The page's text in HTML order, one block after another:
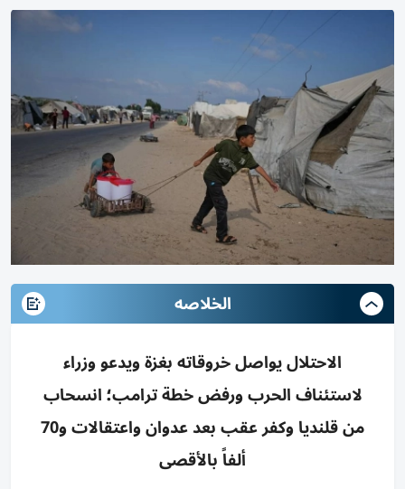
الخلاصه
الاحتلال يواصل خروقاته بغزة ويدعو وزراء
لاستئناف الحرب ورفض خطة ترامب؛ انسحاب
من قلنديا وكفر عقب بعد عدوان واعتقالات و70
ألفاً بالأقصى